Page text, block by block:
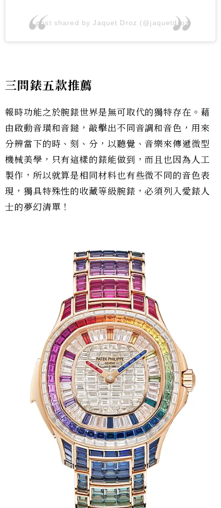
A post shared by Jaquet Droz (@jaquetdroz)
三問錶五款推薦
報時功能之於腕錶世界是無可取代的獨特存在。藉
由啟動音璜和音鎚，敲擊出不同音調和音色，用來
分辨當下的時、刻、分，以聽覺、音樂來傳遞微型
機械美學，只有這樣的錶能做到，而且也因為人工
製作，所以就算是相同材料也有些微不同的音色表
現，獨具特殊性的收藏等級腕錶，必須列入愛錶人
士的夢幻清單！